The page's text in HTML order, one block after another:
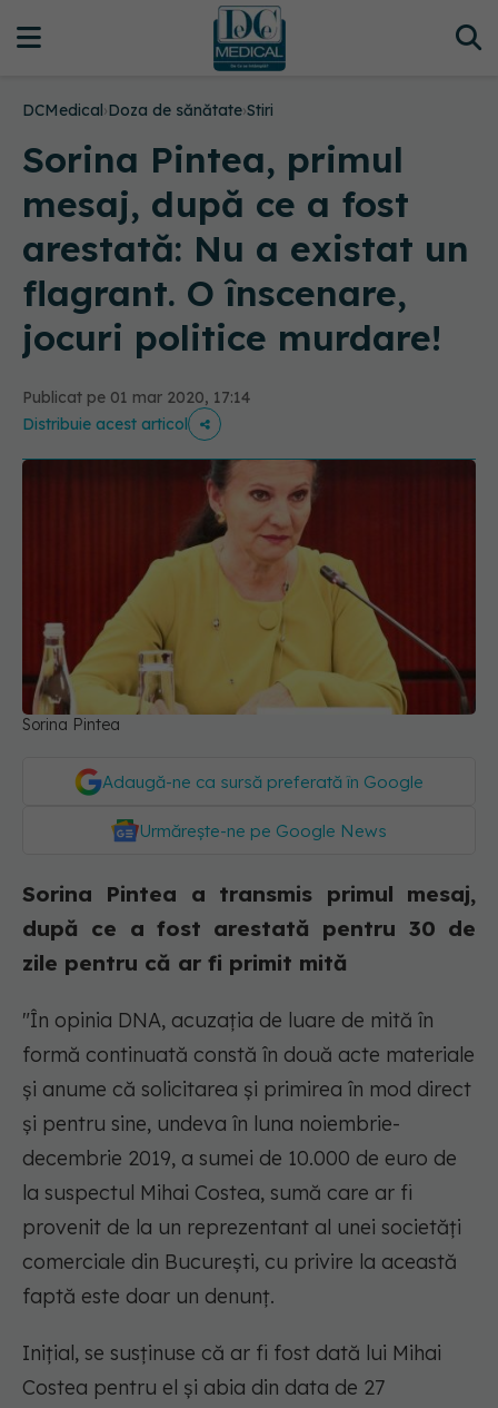
DCMedical›Doza de sănătate›Stiri
Sorina Pintea, primul
mesaj, după ce a fost
arestată: Nu a existat un
flagrant. O înscenare,
jocuri politice murdare!
Publicat pe 01 mar 2020, 17:14
Distribuie acest articol
Sorina Pintea
Adaugă-ne ca sursă preferată în Google
Urmărește-ne pe Google News
Sorina Pintea a transmis primul mesaj,
după ce a fost arestată pentru 30 de
zile pentru că ar fi primit mită
"În opinia DNA, acuzaţia de luare de mită în
formă continuată constă în două acte materiale
şi anume că solicitarea şi primirea în mod direct
şi pentru sine, undeva în luna noiembrie-
decembrie 2019, a sumei de 10.000 de euro de
la suspectul Mihai Costea, sumă care ar fi
provenit de la un reprezentant al unei societăţi
comerciale din Bucureşti, cu privire la această
faptă este doar un denunţ.
Iniţial, se susţinuse că ar fi fost dată lui Mihai
Costea pentru el şi abia din data de 27